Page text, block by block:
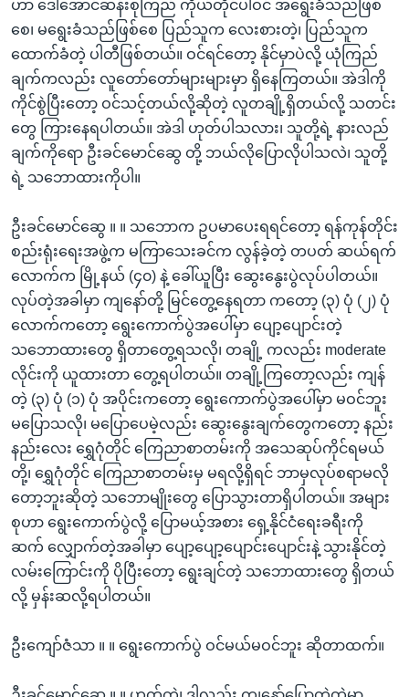
ဟာ ဒေါ်အောင်ဆန်းစုကြည် ကိုယ်တိုင်ပါဝင် အရွေးခံသည်ဖြစ်
စေ၊ မရွေးခံသည်ဖြစ်စေ ပြည်သူက လေးစားတဲ့၊ ပြည်သူက
ထောက်ခံတဲ့ ပါတီဖြစ်တယ်။ ဝင်ရင်တော့ နိုင်မှာပဲလို့ ယုံကြည်
ချက်ကလည်း လူတော်တော်များများမှာ ရှိနေကြတယ်။ အဲဒါကို
ကိုင်စွဲပြီးတော့ ဝင်သင့်တယ်လို့ဆိုတဲ့ လူတချို့ရှိတယ်လို့ သတင်း
တွေ ကြားနေရပါတယ်။ အဲဒါ ဟုတ်ပါသလား၊ သူတို့ရဲ့ နားလည်
ချက်ကိုရော ဦးခင်မောင်ဆွေ တို့ ဘယ်လိုပြောလိုပါသလဲ၊ သူတို့
ရဲ့ သဘောထားကိုပါ။
ဦးခင်မောင်ဆွေ ။ ။ သဘောက ဥပမာပေးရရင်တော့ ရန်ကုန်တိုင်း
စည်းရုံးရေးအဖွဲ့က မကြာသေးခင်က လွန်ခဲ့တဲ့ တပတ် ဆယ်ရက်
လောက်က မြို့နယ် (၄၀) နဲ့ ခေါ်ယူပြီး ဆွေးနွေးပွဲလုပ်ပါတယ်။
လုပ်တဲ့အခါမှာ ကျနော်တို့ မြင်တွေ့နေရတာ ကတော့ (၃) ပုံ (၂) ပုံ
လောက်ကတော့ ရွေးကောက်ပွဲအပေါ်မှာ ပျော့ပျောင်းတဲ့
သဘောထားတွေ ရှိတာတွေ့ရသလို၊ တချို့ ကလည်း moderate
လိုင်းကို ယူထားတာ တွေ့ရပါတယ်။ တချို့ကြတော့လည်း ကျန်
တဲ့ (၃) ပုံ (၁) ပုံ အပိုင်းကတော့ ရွေးကောက်ပွဲအပေါ်မှာ မဝင်ဘူး
မပြောသလို၊ မပြောပေမဲ့လည်း ဆွေးနွေးချက်တွေကတော့ နည်း
နည်းလေး ရွှေဂုံတိုင် ကြေညာစာတမ်းကို အသေဆုပ်ကိုင်ရမယ်
တို့၊ ရွှေဂုံတိုင် ကြေညာစာတမ်းမှ မရလို့ရှိရင် ဘာမှလုပ်စရာမလို
တော့ဘူးဆိုတဲ့ သဘောမျိုးတွေ ပြောသွားတာရှိပါတယ်။ အများ
စုဟာ ရွေးကောက်ပွဲလို့ ပြောမယ့်အစား ရှေ့နိုင်ငံရေးခရီးကို
ဆက် လျှောက်တဲ့အခါမှာ ပျော့ပျော့ပျောင်းပျောင်းနဲ့ သွားနိုင်တဲ့
လမ်းကြောင်းကို ပိုပြီးတော့ ရွေးချင်တဲ့ သဘောထားတွေ ရှိတယ်
လို့ မှန်းဆလို့ရပါတယ်။
ဦးကျော်ဇံသာ ။ ။ ရွေးကောက်ပွဲ ဝင်မယ်မဝင်ဘူး ဆိုတာထက်။